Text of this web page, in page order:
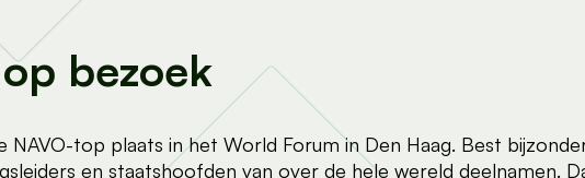
bezoek
NAVO-top plaats in het World Forum in Den Haag. Best
en staatshoofden van over de hele wereld deelnamen.